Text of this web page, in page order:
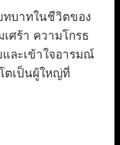
บาทในชีวิตของ
ศร้า ความโกรธ
ละเข้าใจอารมณ์
ตเป็นผู้ใหญ่ที่